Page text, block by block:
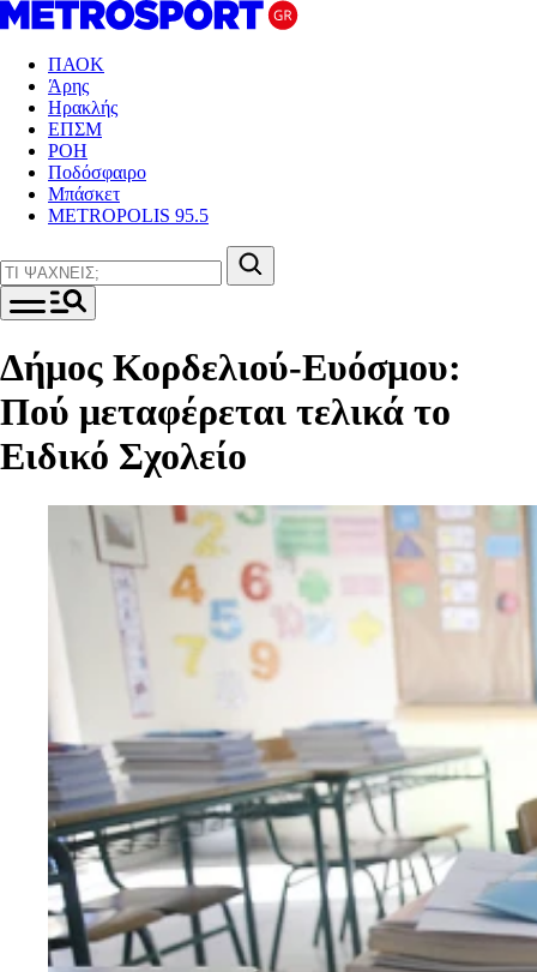
ΠΑΟΚ
Άρης
Ηρακλής
ΕΠΣΜ
ΡΟΗ
Ποδόσφαιρο
Μπάσκετ
METROPOLIS 95.5
Δήμος Κορδελιού-Ευόσμου:
Πού μεταφέρεται τελικά το
Ειδικό Σχολείο